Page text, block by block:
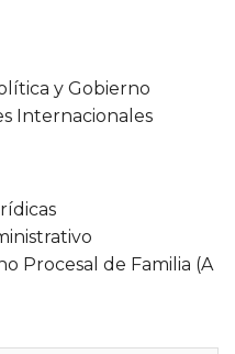
y Gobierno
Internacionales
Procesal de Familia (A